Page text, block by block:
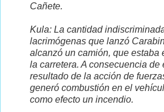
Cañete.
Kula: La cantidad
lacrimógenas que lanzó
alcanzó un camión, que estaba
la carretera. A consecuencia de
resultado de la acción de
generó combustión en el
como efecto un incendio.